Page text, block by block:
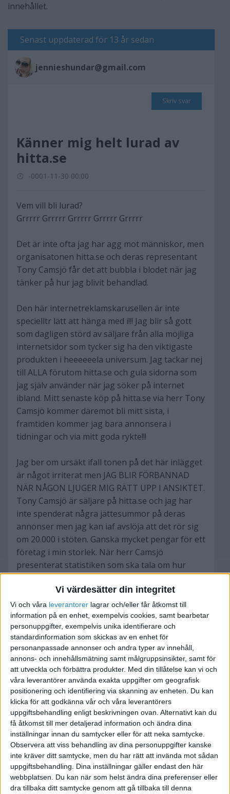
Vi värdesätter din integritet
Vi och våra leverantorer lagrar och/eller får åtkomst till
information på en enhet, exempelvis cookies, samt bearbetar
personuppgifter, exempelvis unika identifierare och
standardinformation som skickas av en enhet för
personanpassade annonser och andra typer av innehåll,
annons- och innehållsmätning samt målgruppsinsikter, samt för
att utveckla och förbättra produkter. Med din tillåtelse kan vi och
våra leverantörer använda exakta uppgifter om geografisk
positionering och identifiering via skanning av enheten. Du kan
klicka för att godkänna vår och våra leverantörers
uppgiftsbehandling enligt beskrivningen ovan. Alternativt kan du
få åtkomst till mer detaljerad information och ändra dina
inställningar innan du samtycker eller för att neka samtycke.
Observera att viss behandling av dina personuppgifter kanske
inte kräver ditt samtycke, men du har rätt att invända mot sådan
uppgiftsbehandling. Dina inställningar gäller endast den här
webbplatsen. Du kan när som helst ändra dina preferenser eller
dra tillbaka ditt samtycke genom att gå tillbaka till denna
innehållet.
Senast uppdaterad för 13 år sedan
jennieshundar@gmail.com
Skriv svar
Känner mig helt lurad av
hitta.se
-0001-11-30 00:00
Vem vill bli lurad?
Grrrrr Grrrrr Grrrrr Grrrrr Grrrrr
Det är inte ofta jag har agg mot människor, men
organisatonen hitta.se och deras representant
Tony Camsjö får det att bubbla i blodet när jag
tänker på hur jag blivit behandlad.
Den här internetreklamskarusellen är inte
specielltr lätt att hänga med i!!! Jag blir så gott
som dagligen störd av säljare från alla möjliga
internetsidor som tycker sig ha den viktigaste
produkten i heeeeeela universum. Jag tackar nej
till ALLA förutom hitta.se och gula sidorna som
jag själv använder när jag söker på internet
ibland. Mitt senaste köp på hitta.se via herr Tony
Camsjö kommer däremot bli mitt sista, i
framtiden kommer jag bara annonsera i
tidningar och via mitt goda rykte!!!
Jag ber om ursäkt ifall tonen på det här inlägget
är något irriterat men JAG BLIR FÖRBANNAD
NÄR NÅGON LJUGER MIG RÄTT UPP I ANSIKTET.
Tony Camsjö är säljare på hitta.se och jag har
inte spenderat några jättesummor på deras
annonser men jag kan iaf avslöja att det rör sig
om 20.000 i stöten. Ganska mycket pengar för ett
företag i min storlek. När herr Camsjö
presenterat statistiken som ska tala om hur
mycket kunder och trafik jag fått ifrån hitta.se
har jag tyckt att siffrorna sett bra ut. MEN! När
jag dubbelkollade i mitt eget statistiksystem
(google analytics) upptäcker jag att siffrorna
som Tony presenterat är TOTAL BLUFF.
Jag vill därför utfärda en varning för Tony
Camsjö och hitta.se! Att kunna sitta på möte och
lura mig på åtskilliga tusenlappar medans han
ser mig in i ögonen och tackar för kaffet efteråt
är inte hedervärt.
Mina frågor till er med erfarenhet är:
[ul]
[li]Vad kan jag göra i den här situatonen? Jag har
annonserat i 3 år och betalat för ett resultat som